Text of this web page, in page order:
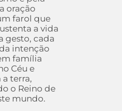
oração
farol que
a vida
gesto, cada
intenção
família
Céu e
terra,
o Reino de
mundo.